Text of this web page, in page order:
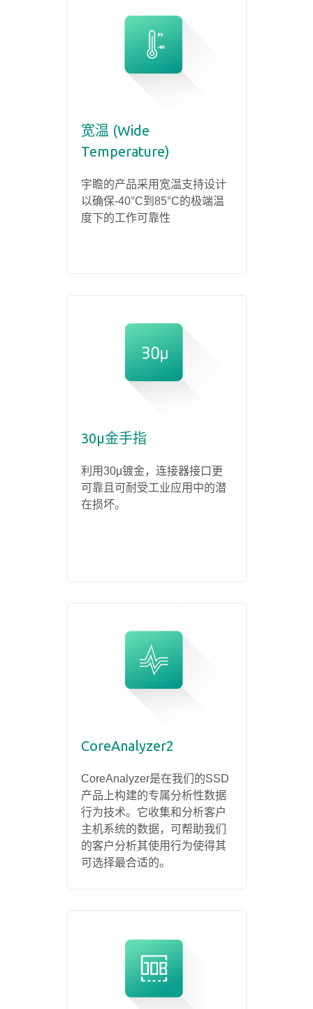
宽温 (Wide
Temperature)
宇瞻的产品采用宽温支持设计
以确保-40°C到85°C的极端温
度下的工作可靠性
30µ金手指
利用30µ镀金，连接器接口更
可靠且可耐受工业应用中的潜
在损坏。
CoreAnalyzer2
CoreAnalyzer是在我们的SSD
产品上构建的专属分析性数据
行为技术。它收集和分析客户
主机系统的数据，可帮助我们
的客户分析其使用行为使得其
可选择最合适的。